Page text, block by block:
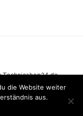
die Website weiter
aus.